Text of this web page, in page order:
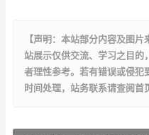
【声明：本站部分内容及图
站展示仅供交流、学习之目的
者理性参考。若有错误或侵犯
时间处理，站务联系请查阅首